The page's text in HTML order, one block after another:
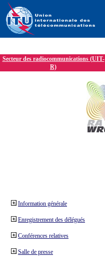
Secteur des radiocommunications (UIT-
R)
Information générale
Enregistrement des délégués
Conférences relatives
Salle de presse